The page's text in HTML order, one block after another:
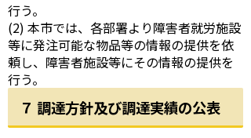
行う。
(2) 本市では、各部署より障害者就労施設
等に発注可能な物品等の情報の提供を依
頼し、障害者施設等にその情報の提供を
行う。
７ 調達方針及び調達実績の公表